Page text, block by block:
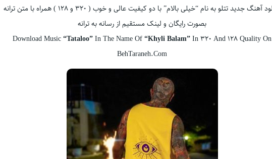
دانلود آهنگ جدید تتلو به نام “خیلی بالام” با دو کیفیت عالی و خوب ( 320 و 128 ) همراه با متن ترانه
بصورت رایگان و لینک مستقیم از رسانه به ترانه
Download Music“Tataloo”In The Name Of“Khyli Balam”In 320 And 128 Quality On
BehTaraneh.Com